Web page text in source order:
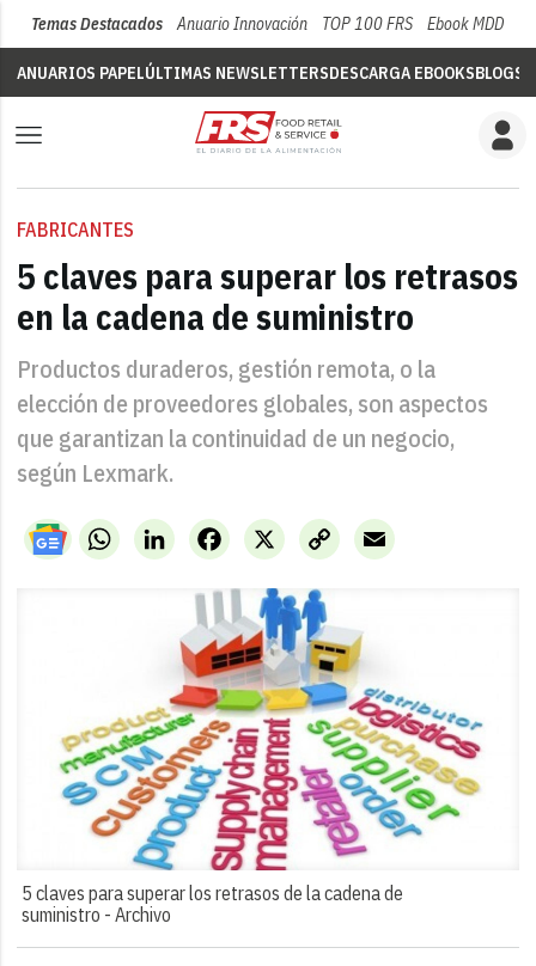
Temas Destacados Anuario Innovación TOP 100 FRS Ebook MDD
ANUARIOS PAPELÚLTIMAS NEWSLETTERSDESCARGA EBOOKSBLOGS
FABRICANTES
5 claves para superar los retrasos
en la cadena de suministro
Productos duraderos, gestión remota, o la
elección de proveedores globales, son aspectos
que garantizan la continuidad de un negocio,
según Lexmark.
WhatsAppLinkedIn X
Facebook
Copy
Link
Email
5 claves para superar los retrasos de la cadena de
suministro -Archivo